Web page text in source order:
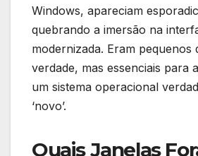
Windows, apareciam
quebrando a imersão na
modernizada. Eram pequenos
verdade, mas essenciais para
um sistema operacional
‘novo’.
Quais Janelas